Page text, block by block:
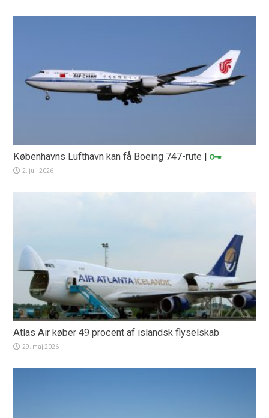
Københavns Lufthavn kan få Boeing 747-rute |
2. juli 2026
Atlas Air køber 49 procent af islandsk flyselskab
29. maj 2026